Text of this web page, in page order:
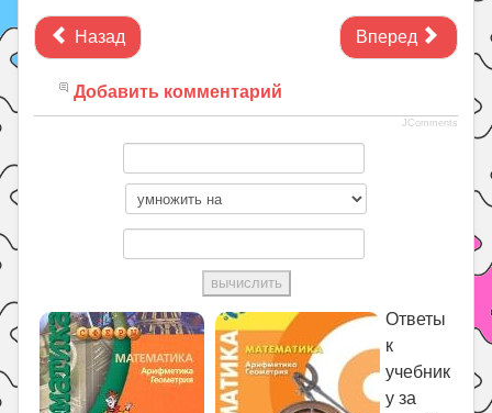
Назад Вперед
Добавить комментарий
JComments
Ответы
к
учебник
у за